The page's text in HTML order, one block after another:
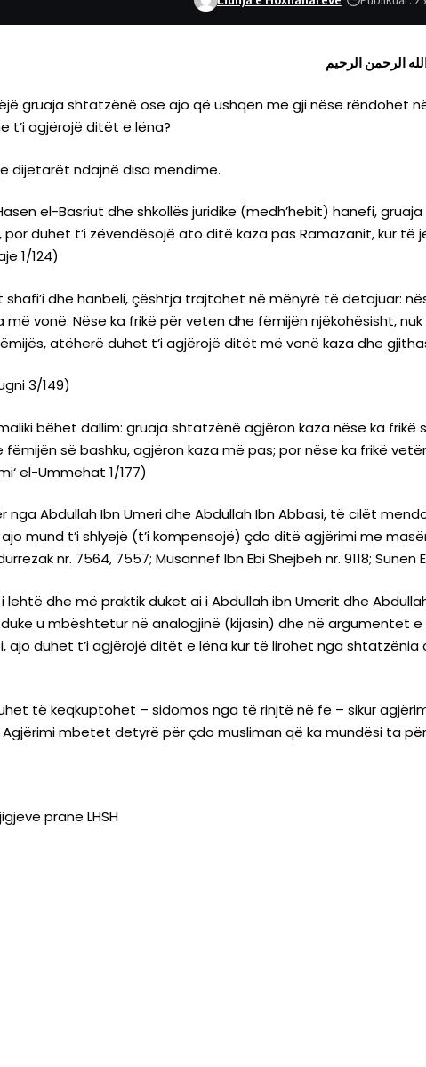
الرحمن الرحيم
gruaja shtatzënë ose ajo që ushqen me gji nëse rëndohet
t’i agjërojë ditët e lëna?
dijetarët ndajnë disa mendime.
el-Basriut dhe shkollës juridike (medh’hebit) hanefi,
duhet t’i zëvendësojë ato ditë kaza pas Ramazanit, kur
1/124)
shafi’i dhe hanbeli, çështja trajtohet në mënyrë të detajuar:
vonë. Nëse ka frikë për veten dhe fëmijën njëkohësisht,
atëherë duhet t’i agjërojë ditët më vonë kaza dhe
3/149)
bëhet dallim: gruaja shtatzënë agjëron kaza nëse ka
së bashku, agjëron kaza më pas; por nëse ka frikë
el-Ummehat 1/177)
nga Abdullah Ibn Umeri dhe Abdullah Ibn Abbasi, të cilët
mund t’i shlyejë (t’i kompensojë) çdo ditë agjërimi me
nr. 7564, 7557; Musannef Ibn Ebi Shejbeh nr. 9118; Sunen
dhe më praktik duket ai i Abdullah ibn Umerit dhe
u mbështetur në analogjinë (kijasin) dhe në argumentet
ajo duhet t’i agjërojë ditët e lëna kur të lirohet nga
të keqkuptohet – sidomos nga të rinjtë në fe – sikur
mbetet detyrë për çdo musliman që ka mundësi ta
pranë LHSH